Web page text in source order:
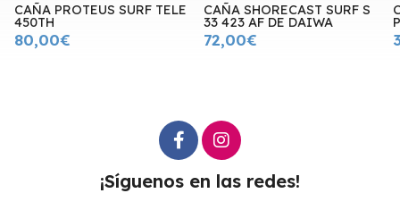
CAÑA PROTEUS SURF TELE
450TH
80,00€
CAÑA SHORECAST SURF S
33 423 AF DE DAIWA
72,00€
¡Síguenos en las redes!